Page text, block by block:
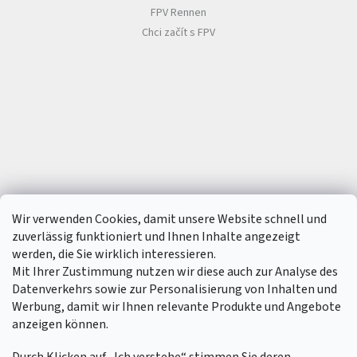
Wir verwenden Cookies, damit unsere Website schnell und
zuverlässig funktioniert und Ihnen Inhalte angezeigt
werden, die Sie wirklich interessieren.
Mit Ihrer Zustimmung nutzen wir diese auch zur Analyse des
Datenverkehrs sowie zur Personalisierung von Inhalten und
Werbung, damit wir Ihnen relevante Produkte und Angebote
anzeigen können.
FPV Rennen
Chci začít s FPV